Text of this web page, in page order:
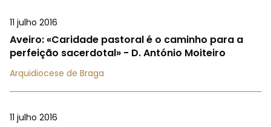
11 julho 2016
Aveiro: «Caridade pastoral é o caminho para a
perfeição sacerdotal» - D. António Moiteiro
Arquidiocese de Braga
11 julho 2016